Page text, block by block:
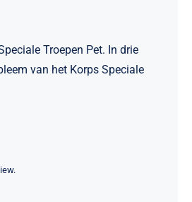
Troepen Pet. In drie
van het Korps Speciale